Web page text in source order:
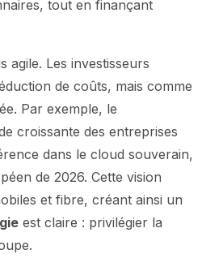
tout en finançant
agile. Les investisseurs
de coûts, mais comme
Par exemple, le
croissante des entreprises
dans le cloud souverain,
de 2026. Cette vision
et fibre, créant ainsi un
est claire : privilégier la